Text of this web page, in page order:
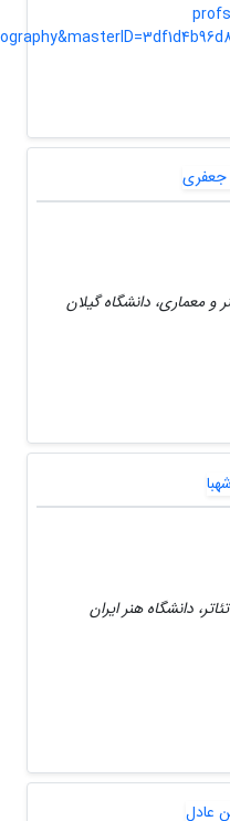
و معماری، دانشگاه گیلان
دانشگاه هنر ایران